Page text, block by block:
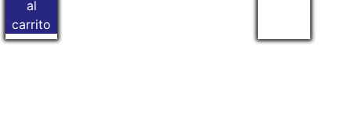
al
carrito